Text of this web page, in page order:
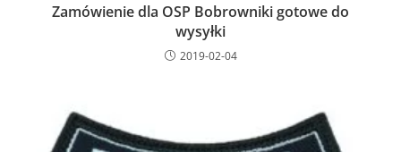
Zamówienie dla OSP Bobrowniki gotowe do
wysyłki
2019-02-04